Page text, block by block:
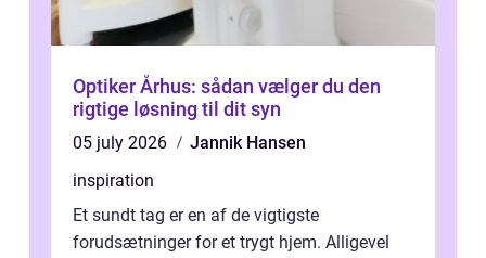
Optiker Århus: sådan vælger du den
rigtige løsning til dit syn
05 july 2026
Jannik Hansen
inspiration
Et sundt tag er en af de vigtigste
forudsætninger for et trygt hjem. Alligevel